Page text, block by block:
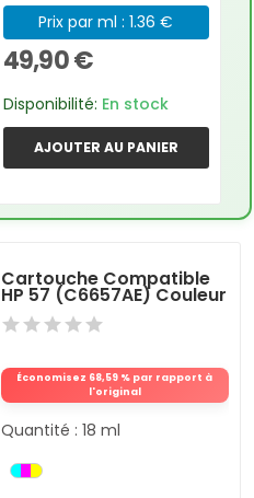
Prix par ml : 1.36 €
49,90 €
Disponibilité: En stock
AJOUTER AU PANIER
Cartouche Compatible
HP 57 (C6657AE) Couleur
Économisez 68,59 % par rapport à
l'original
Quantité : 18 ml